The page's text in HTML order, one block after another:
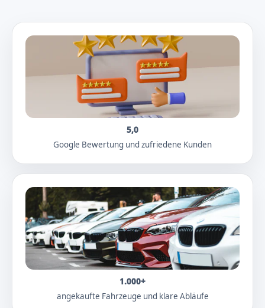
5,0
Google Bewertung und zufriedene Kunden
1.000+
angekaufte Fahrzeuge und klare Abläufe